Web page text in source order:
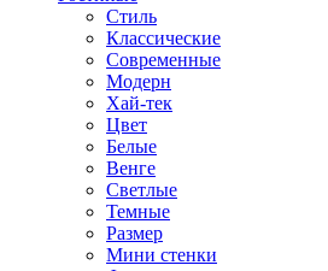
Стиль
Классические
Современные
Модерн
Хай-тек
Цвет
Белые
Венге
Светлые
Темные
Размер
Мини стенки